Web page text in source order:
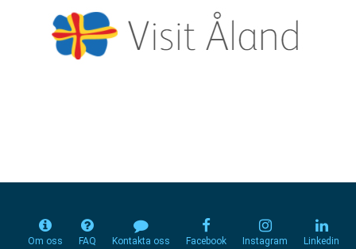
Om oss FAQ Kontakta oss Facebook Instagram Linkedin